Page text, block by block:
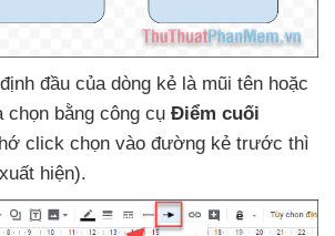
đầu của dòng kẻ là mũi tên hoặc
chọn bằng công cụ Điểm cuối
click chọn vào đường kẻ trước thì
hiện).